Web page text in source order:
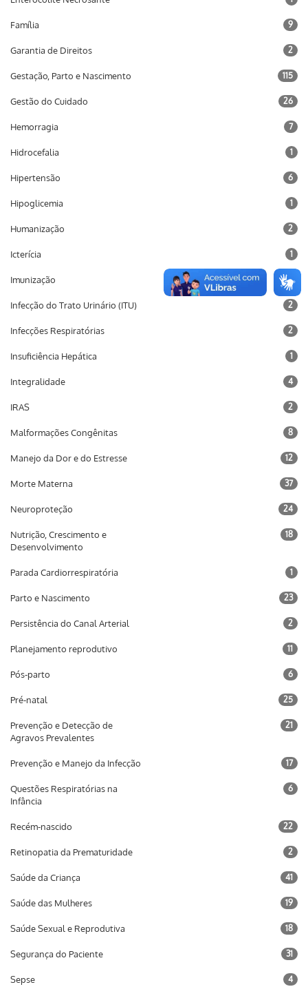
Família 9
Garantia de Direitos 2
Gestação, Parto e Nascimento 115
Gestão do Cuidado 26
Hemorragia 7
Hidrocefalia 1
Hipertensão 6
Hipoglicemia 1
Humanização 2
Icterícia 1
Imunização 10
Infecção do Trato Urinário (ITU) 2
Infecções Respiratórias 2
Insuficiência Hepática 1
Integralidade 4
IRAS 2
Malformações Congênitas 8
Manejo da Dor e do Estresse 12
Morte Materna 37
Neuroproteção 24
Nutrição, Crescimento e
Desenvolvimento
18
Parada Cardiorrespiratória 1
Parto e Nascimento 23
Persistência do Canal Arterial 2
Planejamento reprodutivo 11
Pós-parto 6
Pré-natal 25
Prevenção e Detecção de
Agravos Prevalentes
21
Prevenção e Manejo da Infecção 17
Questões Respiratórias na
Infância
6
Recém-nascido 22
Retinopatia da Prematuridade 2
Saúde da Criança 41
Saúde das Mulheres 19
Saúde Sexual e Reprodutiva 18
Segurança do Paciente 31
Sepse 4